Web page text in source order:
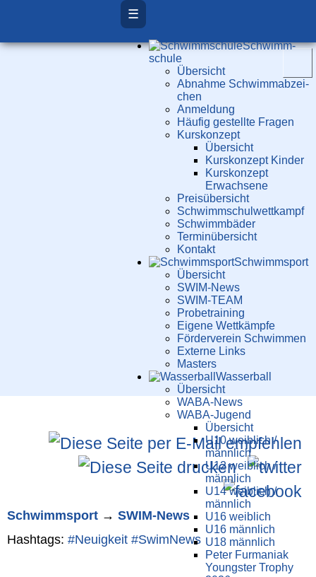
☰
Schwimm­
schule
Übersicht
Ab­nah­me Schwimm­ab­zei­
chen
Anmeldung
Häufig gestellte Fragen
Kurs­konzept
Übersicht
Kurskonzept Kinder
Kurskonzept
Erwachsene
Preis­über­sicht
Schwimm­schul­wett­kampf
Schwimm­bäder
Terminübersicht
Kontakt
Schwimm­sport
Übersicht
SWIM-News
SWIM-TEAM
Probe­training
Eigene Wettkämpfe
Förderverein Schwimmen
Externe Links
Masters
Wasser­ball
Übersicht
WABA-News
WABA-Jugend
Übersicht
U10 weiblich /
männlich
U12 weiblich /
männlich
U14 weiblich /
männlich
U16 weiblich
U16 männlich
U18 männlich
Peter Furmaniak
Youngster Trophy
Schwimm­sport → SWIM-News
Hashtags: #Neuigkeit #SwimNews